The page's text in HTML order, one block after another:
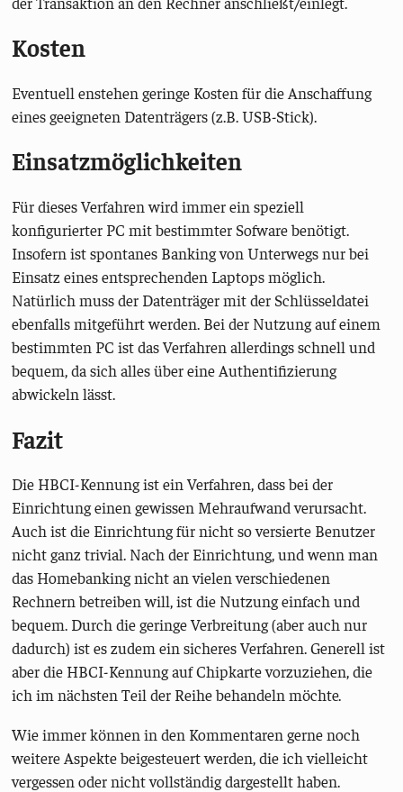
Kosten
Eventuell enstehen geringe Kosten für die Anschaffung
eines geeigneten Datenträgers (z.B. USB-Stick).
Einsatzmöglichkeiten
Für dieses Verfahren wird immer ein speziell
konfigurierter PC mit bestimmter Sofware benötigt.
Insofern ist spontanes Banking von Unterwegs nur bei
Einsatz eines entsprechenden Laptops möglich.
Natürlich muss der Datenträger mit der Schlüsseldatei
ebenfalls mitgeführt werden. Bei der Nutzung auf einem
bestimmten PC ist das Verfahren allerdings schnell und
bequem, da sich alles über eine Authentifizierung
abwickeln lässt.
Fazit
Die HBCI-Kennung ist ein Verfahren, dass bei der
Einrichtung einen gewissen Mehraufwand verursacht.
Auch ist die Einrichtung für nicht so versierte Benutzer
nicht ganz trivial. Nach der Einrichtung, und wenn man
das Homebanking nicht an vielen verschiedenen
Rechnern betreiben will, ist die Nutzung einfach und
bequem. Durch die geringe Verbreitung (aber auch nur
dadurch) ist es zudem ein sicheres Verfahren. Generell ist
aber die HBCI-Kennung auf Chipkarte vorzuziehen, die
ich im nächsten Teil der Reihe behandeln möchte.
Wie immer können in den Kommentaren gerne noch
weitere Aspekte beigesteuert werden, die ich vielleicht
vergessen oder nicht vollständig dargestellt haben.